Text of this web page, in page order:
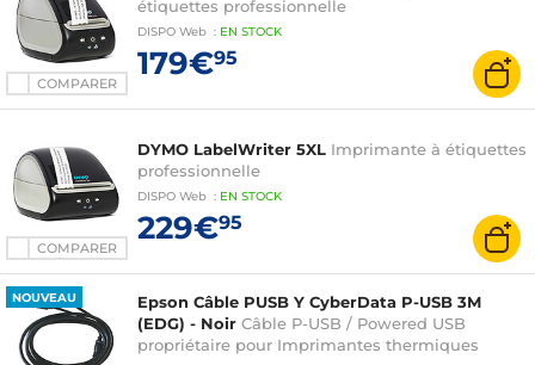
COMPARER
étiquettes professionnelle
DISPO Web : EN STOCK
179€95
COMPARER
DYMO LabelWriter 5XL Imprimante à étiquettes
professionnelle
DISPO Web : EN STOCK
229€95
NOUVEAU
Epson Câble PUSB Y CyberData P-USB 3M
(EDG) - Noir Câble P-USB / Powered USB
propriétaire pour Imprimantes thermiques